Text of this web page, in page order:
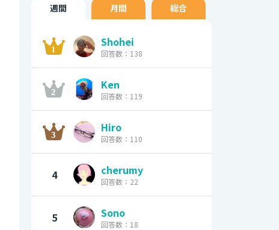
週間 月間 総合
Shohei
回答数：138
Ken
回答数：119
Hiro
回答数：110
4 cherumy
回答数：22
5 Sono
回答数：18